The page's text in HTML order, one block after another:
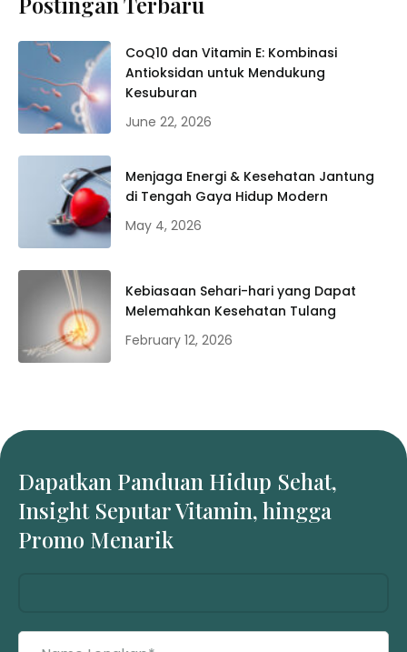
CoQ10 dan Vitamin E: Kombinasi
Antioksidan untuk Mendukung
Kesuburan
June 22, 2026
Menjaga Energi & Kesehatan Jantung
di Tengah Gaya Hidup Modern
May 4, 2026
Kebiasaan Sehari-hari yang Dapat
Melemahkan Kesehatan Tulang
February 12, 2026
Dapatkan Panduan Hidup Sehat,
Insight Seputar Vitamin, hingga
Promo Menarik